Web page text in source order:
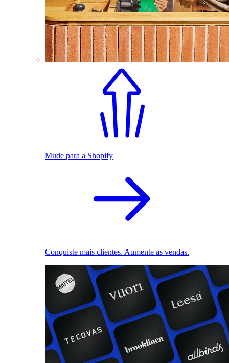
Mude para a Shopify
Conquiste mais clientes. Aumente as vendas.